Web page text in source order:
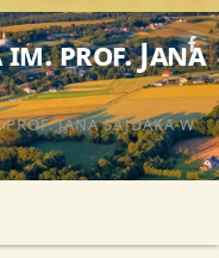
im. prof. Jana
JANA SAJDAKA W